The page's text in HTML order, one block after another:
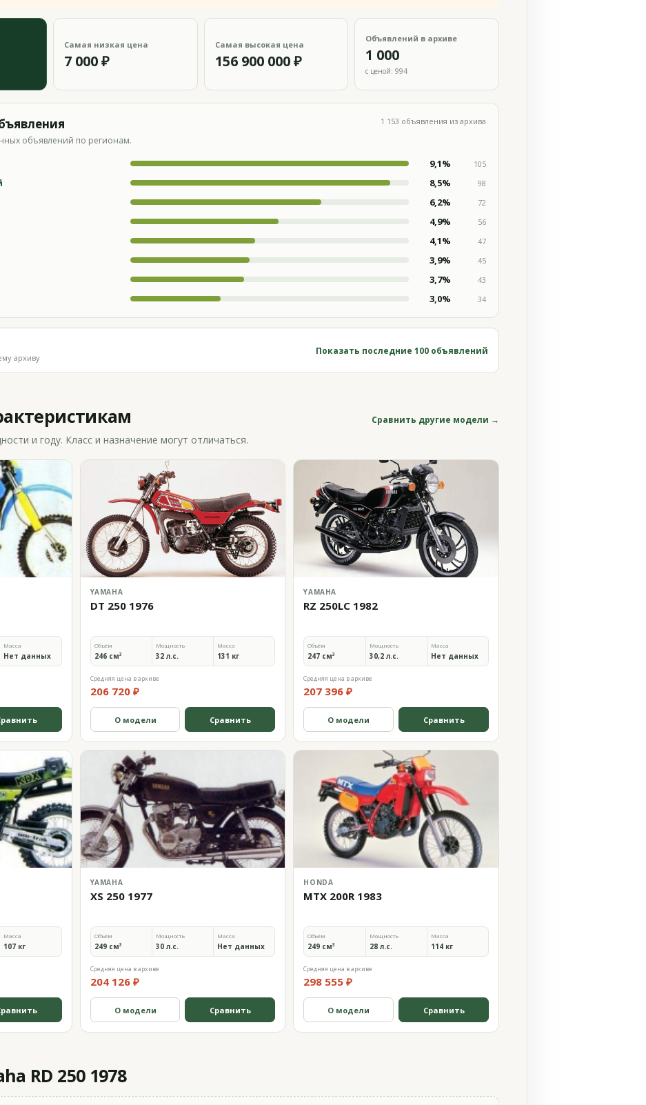
Самая низкая цена
7 000 ₽
Самая высокая цена
156 900 000 ₽
Объявлений в архиве
1 000
с ценой: 994
объявлений по регионам.
1 153 объявления из архива
9,1%
105
8,5%
98
6,2%
72
4,9%
56
4,1%
47
3,9%
45
3,7%
43
3,0% 34
архиву
Показать последние 100 объявлений
Сравнить другие модели →
и году. Класс и назначение могут отличаться.
Масса
Нет данных
YAMAHA
DT 250 1976
Объём
246 см³
Мощность
32 л.с.
Масса
131 кг
Средняя цена в архиве
206 720 ₽
О модели Сравнить
YAMAHA
RZ 250LC 1982
Объём
247 см³
Мощность
30,2 л.с.
Масса
Нет данных
Средняя цена в архиве
207 396 ₽
О модели Сравнить
Масса
107 кг
YAMAHA
XS 250 1977
Объём
249 см³
Мощность
30 л.с.
Масса
Нет данных
Средняя цена в архиве
204 126 ₽
О модели Сравнить
HONDA
MTX 200R 1983
Объём
249 см³
Мощность
28 л.с.
Масса
114 кг
Средняя цена в архиве
298 555 ₽
О модели Сравнить
RD 250 1978